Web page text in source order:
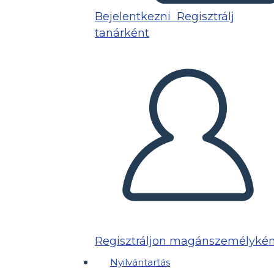
Bejelentkezni Regisztrálj
tanárként
Regisztráljon
Nyilvántartás